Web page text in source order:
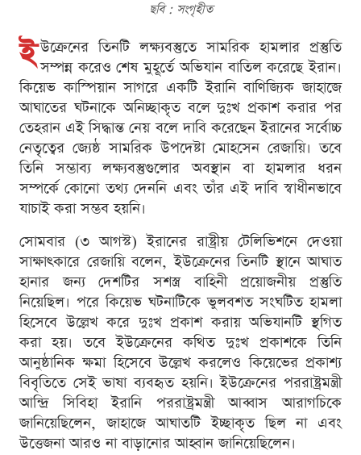
ছবি : সংগৃহীত
ই উক্রেনের তিনটি লক্ষ্যবস্তুতে সামরিক হামলার প্রস্তুতি
সম্পন্ন করেও শেষ মুহূর্তে অভিযান বাতিল করেছে ইরান।
কিয়েভ কাস্পিয়ান সাগরে একটি ইরানি বাণিজ্যিক জাহাজে
আঘাতের ঘটনাকে অনিচ্ছাকৃত বলে দুঃখ প্রকাশ করার পর
তেহরান এই সিদ্ধান্ত নেয় বলে দাবি করেছেন ইরানের সর্বোচ্চ
নেতৃত্বের জ্যেষ্ঠ সামরিক উপদেষ্টা মোহসেন রেজায়ি। তবে
তিনি সম্ভাব্য লক্ষ্যবস্তুগুলোর অবস্থান বা হামলার ধরন
সম্পর্কে কোনো তথ্য দেননি এবং তাঁর এই দাবি স্বাধীনভাবে
যাচাই করা সম্ভব হয়নি।
সোমবার (৩ আগস্ট) ইরানের রাষ্ট্রীয় টেলিভিশনে দেওয়া
সাক্ষাৎকারে রেজায়ি বলেন, ইউক্রেনের তিনটি স্থানে আঘাত
হানার জন্য দেশটির সশস্ত্র বাহিনী প্রয়োজনীয় প্রস্তুতি
নিয়েছিল। পরে কিয়েভ ঘটনাটিকে ভুলবশত সংঘটিত হামলা
হিসেবে উল্লেখ করে দুঃখ প্রকাশ করায় অভিযানটি স্থগিত
করা হয়। তবে ইউক্রেনের কথিত দুঃখ প্রকাশকে তিনি
আনুষ্ঠানিক ক্ষমা হিসেবে উল্লেখ করলেও কিয়েভের প্রকাশ্য
বিবৃতিতে সেই ভাষা ব্যবহৃত হয়নি। ইউক্রেনের পররাষ্ট্রমন্ত্রী
আন্দ্রি সিবিহা ইরানি পররাষ্ট্রমন্ত্রী আব্বাস আরাগচিকে
জানিয়েছিলেন, জাহাজে আঘাতটি ইচ্ছাকৃত ছিল না এবং
উত্তেজনা আরও না বাড়ানোর আহ্বান জানিয়েছিলেন।